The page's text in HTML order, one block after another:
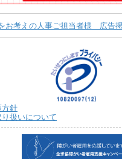
お考えの人事ご担当者様 広告
方針
扱いについて